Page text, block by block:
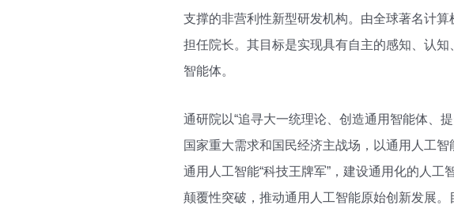
支撑的非营利性新型研发机构。由全球著名计
担任院长。其目标是实现具有自主的感知、认
智能体。
通研院以“追寻大一统理论、创造通用智能体、
国家重大需求和国民经济主战场，以通用人工
通用人工智能“科技王牌军”，建设通用化的人
颠覆性突破，推动通用人工智能原始创新发展